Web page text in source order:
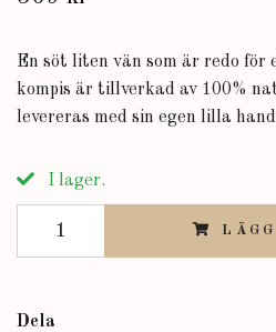
En söt liten vän som är redo för
kompis är tillverkad av 100%
levereras med sin egen lilla
I lager.
Dela